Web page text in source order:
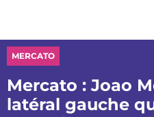
MERCATO
Mercato : Joao
latéral gauche